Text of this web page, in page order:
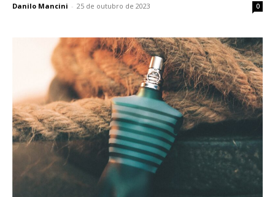
Danilo Mancini - 25 de outubro de 2023 0